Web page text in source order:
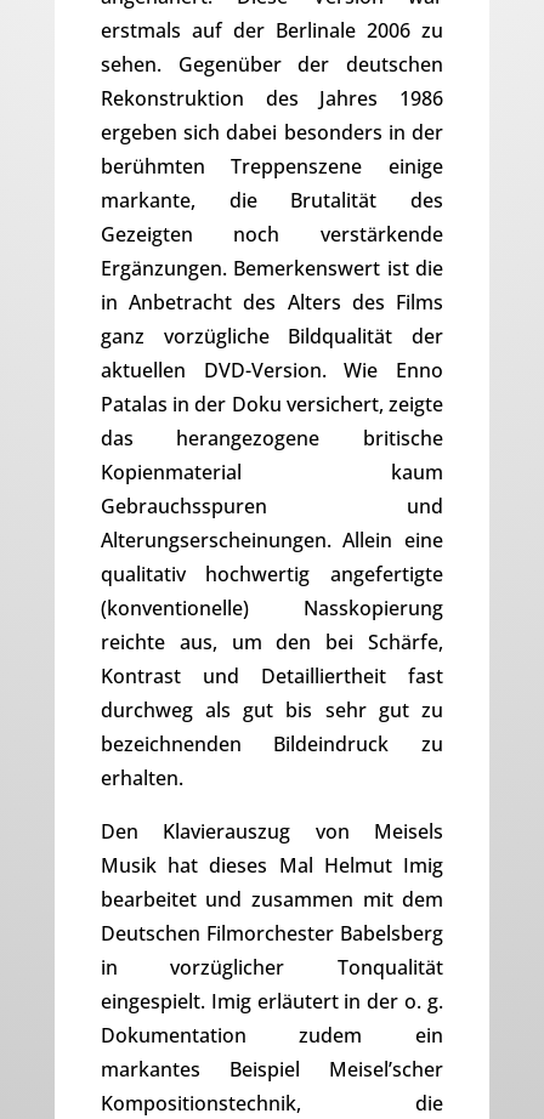
erstmals auf der Berlinale 2006 zu
sehen. Gegenüber der deutschen
Rekonstruktion des Jahres 1986
ergeben sich dabei besonders in der
berühmten Treppenszene einige
markante, die Brutalität des
Gezeigten noch verstärkende
Ergänzungen. Bemerkenswert ist die
in Anbetracht des Alters des Films
ganz vorzügliche Bildqualität der
aktuellen DVD-Version. Wie Enno
Patalas in der Doku versichert, zeigte
das herangezogene britische
Kopienmaterial kaum
Gebrauchsspuren und
Alterungserscheinungen. Allein eine
qualitativ hochwertig angefertigte
(konventionelle) Nasskopierung
reichte aus, um den bei Schärfe,
Kontrast und Detailliertheit fast
durchweg als gut bis sehr gut zu
bezeichnenden Bildeindruck zu
erhalten.
Den Klavierauszug von Meisels
Musik hat dieses Mal Helmut Imig
bearbeitet und zusammen mit dem
Deutschen Filmorchester Babelsberg
in vorzüglicher Tonqualität
eingespielt. Imig erläutert in der o. g.
Dokumentation zudem ein
markantes Beispiel Meisel’scher
Kompositionstechnik, die